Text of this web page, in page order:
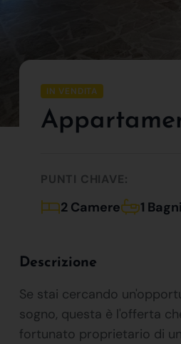
IN VENDITA
PUNTI CHIAVE:
2 Camere 1 Bagni
Descrizione
Se stai cercando
sogno, questa è l'offerta
fortunato proprietario di